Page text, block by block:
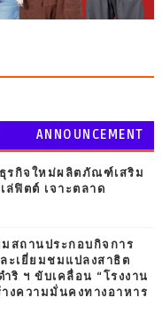
ANNOUNCEMENT
ธุรกิจใหม่ผลิตภัณฑ์เสริม
ล่ฟิตต์ เจาะตลาด
สถานประกอบกิจการ
ละเยี่ยมชมแปลงสาธิต
ริ ฯ ขับเคลื่อน “โรงงาน
งความมั่นคงทางอาหาร